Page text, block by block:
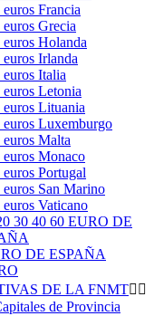
Francia
Grecia
Holanda
Irlanda
Italia
Letonia
Lituania
euros Luxemburgo
Malta
Monaco
Portugal
San Marino
Vaticano
30 40 60 EURO DE
DE ESPAÑA
DE LA FNMT 
de Provincia